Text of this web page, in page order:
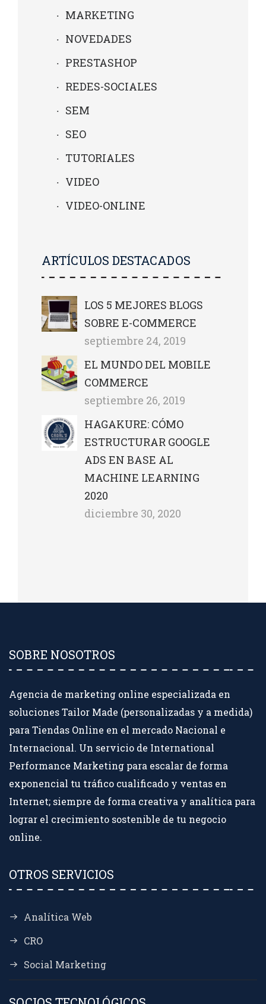
MARKETING
NOVEDADES
PRESTASHOP
REDES-SOCIALES
SEM
SEO
TUTORIALES
VIDEO
VIDEO-ONLINE
ARTÍCULOS DESTACADOS
LOS 5 MEJORES BLOGS
SOBRE E-COMMERCE
septiembre 24, 2019
EL MUNDO DEL MOBILE
COMMERCE
septiembre 26, 2019
HAGAKURE: CÓMO
ESTRUCTURAR GOOGLE
ADS EN BASE AL
MACHINE LEARNING
2020
diciembre 30, 2020
SOBRE NOSOTROS
Agencia de marketing online especializada en
soluciones Tailor Made (personalizadas y a medida)
para Tiendas Online en el mercado Nacional e
Internacional. Un servicio de International
Performance Marketing para escalar de forma
exponencial tu tráfico cualificado y ventas en
Internet; siempre de forma creativa y analítica para
lograr el crecimiento sostenible de tu negocio
online.
OTROS SERVICIOS
Analítica Web
CRO
Social Marketing